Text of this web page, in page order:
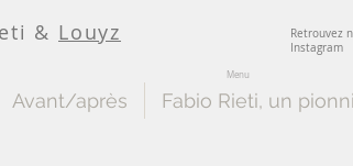
& Louyz
Retrouvez
Instagram
Menu
Avant/après Fabio Rieti, un